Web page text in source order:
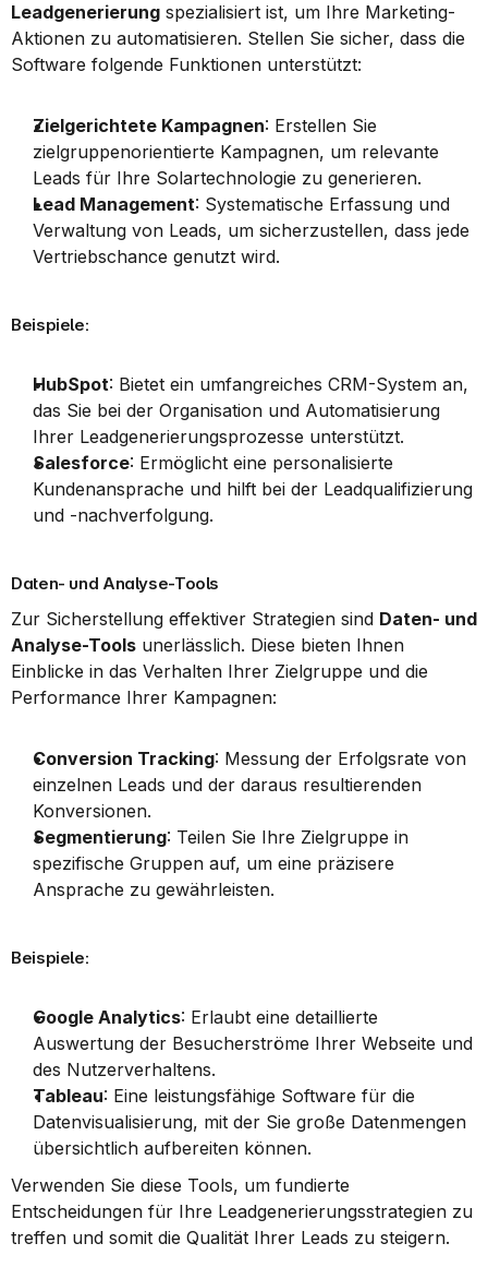
Leadgenerierung spezialisiert ist, um Ihre Marketing-
Aktionen zu automatisieren. Stellen Sie sicher, dass die
Software folgende Funktionen unterstützt:
Zielgerichtete Kampagnen: Erstellen Sie
zielgruppenorientierte Kampagnen, um relevante
Leads für Ihre Solartechnologie zu generieren.
Lead Management: Systematische Erfassung und
Verwaltung von Leads, um sicherzustellen, dass jede
Vertriebschance genutzt wird.
Beispiele:
HubSpot: Bietet ein umfangreiches CRM-System an,
das Sie bei der Organisation und Automatisierung
Ihrer Leadgenerierungsprozesse unterstützt.
Salesforce: Ermöglicht eine personalisierte
Kundenansprache und hilft bei der Leadqualifizierung
und -nachverfolgung.
Daten- und Analyse-Tools
Zur Sicherstellung effektiver Strategien sind Daten- und
Analyse-Tools unerlässlich. Diese bieten Ihnen
Einblicke in das Verhalten Ihrer Zielgruppe und die
Performance Ihrer Kampagnen:
Conversion Tracking: Messung der Erfolgsrate von
einzelnen Leads und der daraus resultierenden
Konversionen.
Segmentierung: Teilen Sie Ihre Zielgruppe in
spezifische Gruppen auf, um eine präzisere
Ansprache zu gewährleisten.
Beispiele:
Google Analytics: Erlaubt eine detaillierte
Auswertung der Besucherströme Ihrer Webseite und
des Nutzerverhaltens.
Tableau: Eine leistungsfähige Software für die
Datenvisualisierung, mit der Sie große Datenmengen
übersichtlich aufbereiten können.
Verwenden Sie diese Tools, um fundierte
Entscheidungen für Ihre Leadgenerierungsstrategien zu
treffen und somit die Qualität Ihrer Leads zu steigern.